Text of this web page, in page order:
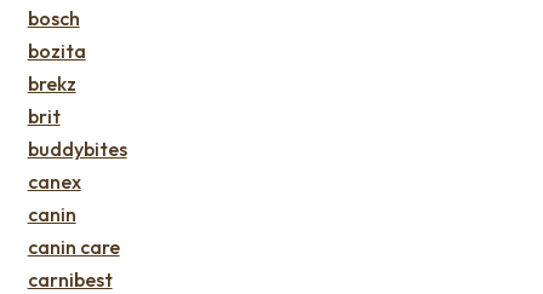
bosch
bozita
brekz
brit
buddybites
canex
canin
canin care
carnibest